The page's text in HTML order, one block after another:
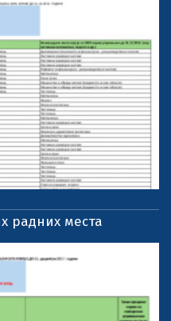
радних места